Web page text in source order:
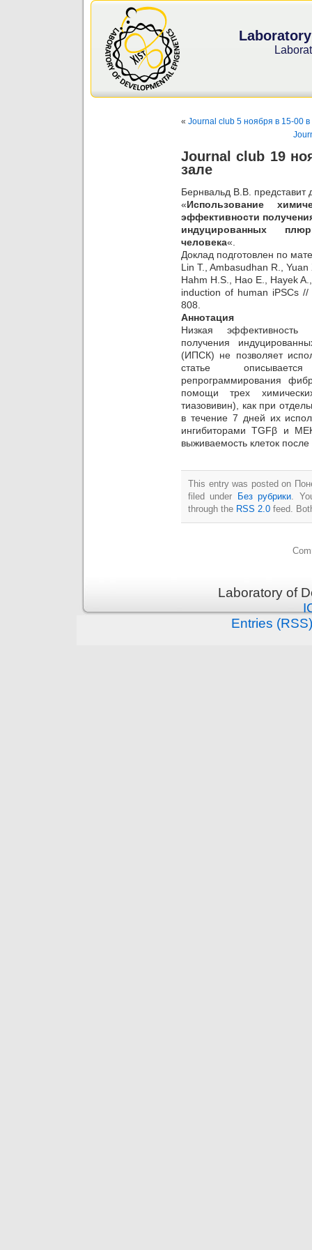
« Journal club 5 ноября в 15-00
Journal club 19
зале
Бернвальд В.В. представит
«Использование
эффективности
индуцированных
человека«.
Доклад подготовлен по
Lin T., Ambasudhan R.,
Hahm H.S., Hao E., Hayek
induction of human iPSCs
808.
Аннотация
Низкая эффективность
получения
(ИПСК) не позволяет
статье
репрограммирования
помощи трех
тиазовивин), как при
в течение 7 дней их
ингибиторами TGFβ и
выживаемость клеток
This entry was posted on
filed under Без рубрики .
through the RSS 2.0 feed.
Laboratory of
Entries (RSS)